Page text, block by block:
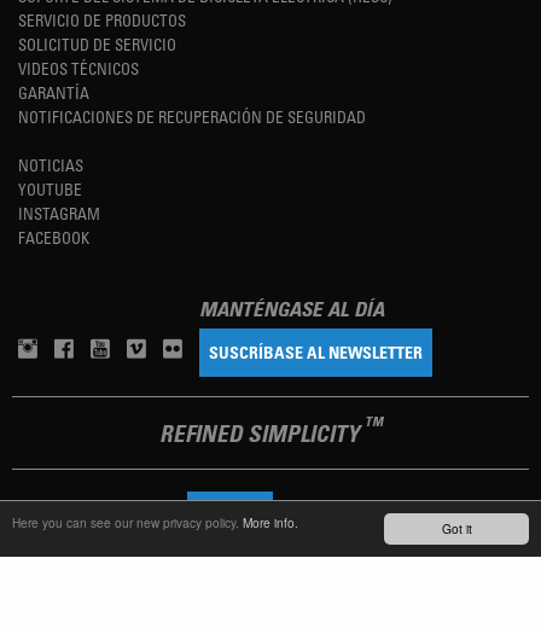
Got it
Here you can see our new privacy policy. More info.
SERVICIO DE PRODUCTOS
SOLICITUD DE SERVICIO
VIDEOS TÉCNICOS
GARANTÍA
NOTIFICACIONES DE RECUPERACIÓN DE SEGURIDAD
NOTICIAS
YOUTUBE
INSTAGRAM
FACEBOOK
MANTÉNGASE AL DÍA
SUSCRÍBASE AL NEWSLETTER
REFINED SIMPLICITY TM
LANGUAGE
TERMS OF USE PRIVACY POLICY IMPRINT